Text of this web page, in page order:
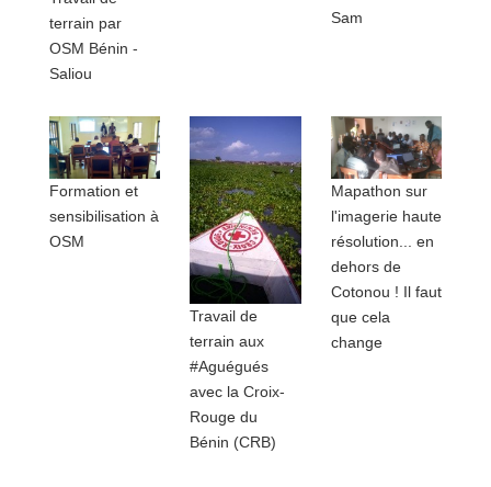
terrain par
OSM Bénin -
Saliou
Sam
Formation et
sensibilisation à
OSM
Travail de
terrain aux
#Aguégués
avec la Croix-
Rouge du
Bénin (CRB)
Mapathon sur
l'imagerie haute
résolution... en
dehors de
Cotonou ! Il faut
que cela
change